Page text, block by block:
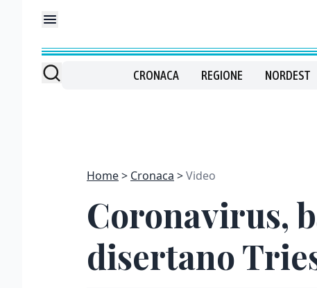
CRONACA REGIONE NORDEST
Home Cronaca Video
Coronavirus,
disertano